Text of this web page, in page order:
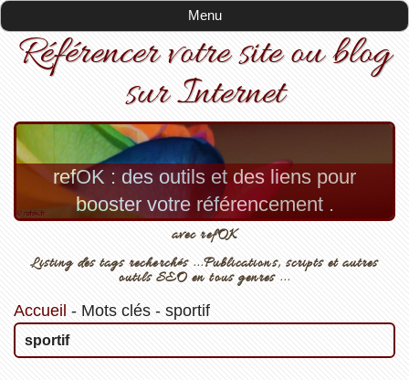
Menu
Référencer votre site ou blog
sur Internet
refOK : des outils et des liens pour
booster votre référencement .
avec refOK
Listing des tags recherchés ...Publications, scripts et autres
outils SEO en tous genres ...
Accueil - Mots clés- sportif
sportif